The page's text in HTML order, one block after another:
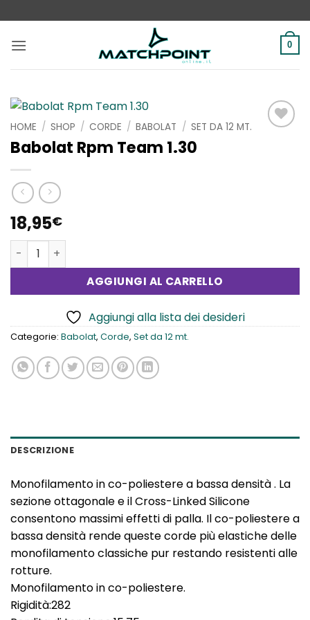
ai
contenuti
0
HOME / SHOP / CORDE / BABOLAT / SET DA 12 MT.
Babolat Rpm Team 1.30
18,95€
Babolat Rpm Team 1.30 quantità
AGGIUNGI AL CARRELLO
Aggiungi alla lista dei desideri
Categorie: Babolat, Corde, Set da 12 mt.
DESCRIZIONE
Monofilamento in co-poliestere a bassa densità . La
sezione ottagonale e il Cross-Linked Silicone
consentono massimi effetti di palla. Il co-poliestere a
bassa densità rende queste corde più elastiche delle
monofilamento classiche pur restando resistenti alle
rotture.
Monofilamento in co-poliestere.
Rigidità:282